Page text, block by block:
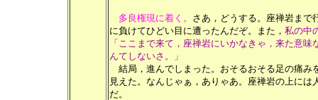
多良権現に着く。 さあ，どうする。座禅岩まで
に負けてひどい目に遭ったんだぞ。また， 私の中
「ここまで来て，座禅岩にいかなきゃ，来た意
んてしないさ。」
結局，進んでしまった。おそるおそる足の痛み
見えた。なんじゃぁ，ありゃあ。座禅岩の上に
だ。